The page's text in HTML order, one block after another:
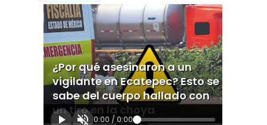
¿Por qué asesinaron a un
vigilante en Ecatepec? Esto se
sabe del cuerpo hallado con
un tiro en la choya
0:00 / 0:00